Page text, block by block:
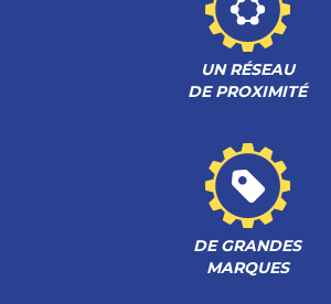
UN RÉSEAU
DE PROXIMITÉ
DE GRANDES
MARQUES